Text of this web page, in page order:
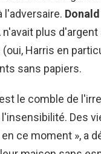
l'adversaire.
n'avait plus
Harris en
sans papiers.
le comble de
Des
ce moment », a